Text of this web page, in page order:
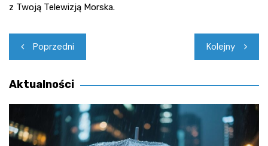
z Twoją Telewizją Morska.
Nawigacja
wpisu
Poprzedni Kolejny
Aktualności